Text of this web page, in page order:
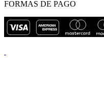
FORMAS DE PAGO